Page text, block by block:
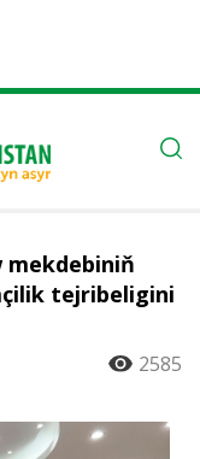
tejribeligini
2585